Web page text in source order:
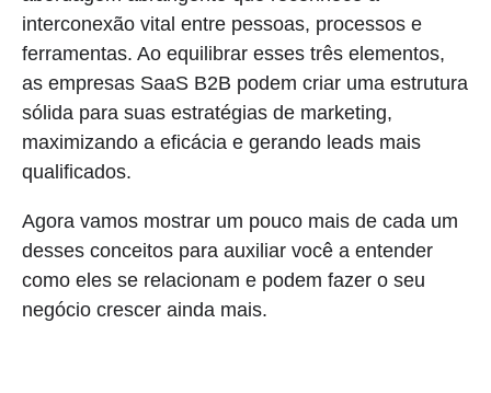
interconexão vital entre pessoas, processos e
ferramentas. Ao equilibrar esses três elementos,
as empresas SaaS B2B podem criar uma estrutura
sólida para suas estratégias de marketing,
maximizando a eficácia e gerando leads mais
qualificados.
Agora vamos mostrar um pouco mais de cada um
desses conceitos para auxiliar você a entender
como eles se relacionam e podem fazer o seu
negócio crescer ainda mais.